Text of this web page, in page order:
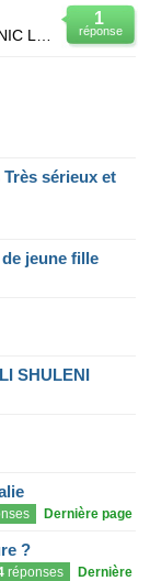
1
réponse
sérieux et
jeune fille
SHULENI
Dernière page
?
réponses
Dernière